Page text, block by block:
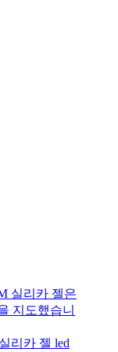
리카 젤 led